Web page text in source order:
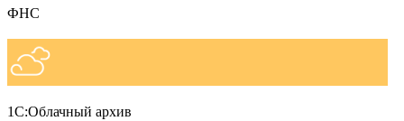
ФНС
1С:Облачный архив